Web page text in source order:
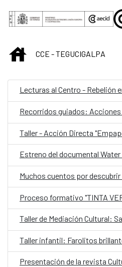
Saltar al contenido principal
INICIOCCE - TEGUCIGALPA
Recorridos guiados: Acciones
Taller - Acción Directa
Estreno del documental
Proceso formativo "TINTA
Taller de Mediación Cultural:
Taller infantil: Farolitos
Presentación de la revista